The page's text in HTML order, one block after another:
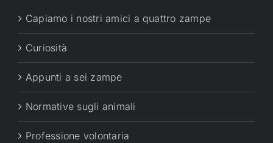
Capiamo i nostri amici a quattro zampe
Curiosità
Appunti a sei zampe
Normative sugli animali
Professione volontaria